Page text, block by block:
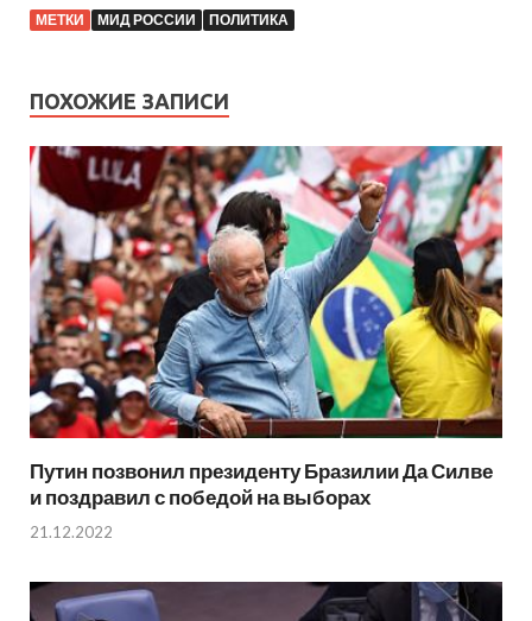
МЕТКИ МИД РОССИИ ПОЛИТИКА
ПОХОЖИЕ ЗАПИСИ
Путин позвонил президенту Бразилии Да Силве
и поздравил с победой на выборах
21.12.2022